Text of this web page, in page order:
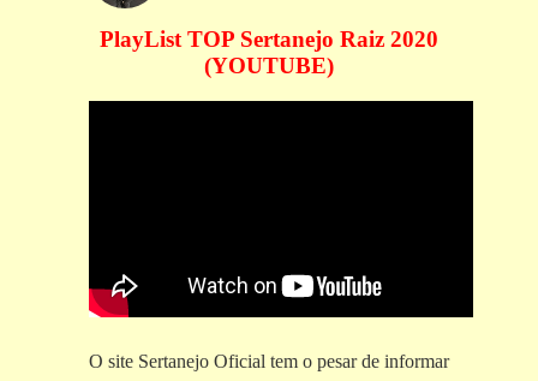
PlayList TOP Sertanejo Raiz 2020
(YOUTUBE)
O site Sertanejo Oficial tem o pesar de informar